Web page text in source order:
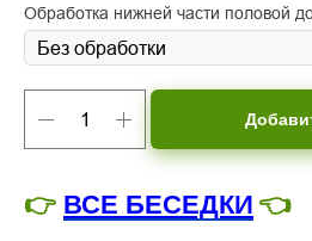
Обработка нижней части половой
👉 ВСЕ БЕСЕДКИ 👈